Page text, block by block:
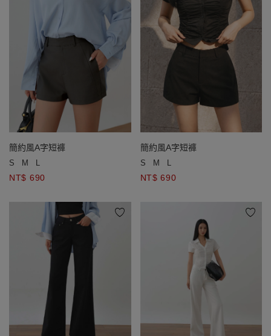
簡約風A字短褲
S M L
NT$ 690
簡約風A字短褲
S M L
NT$ 690